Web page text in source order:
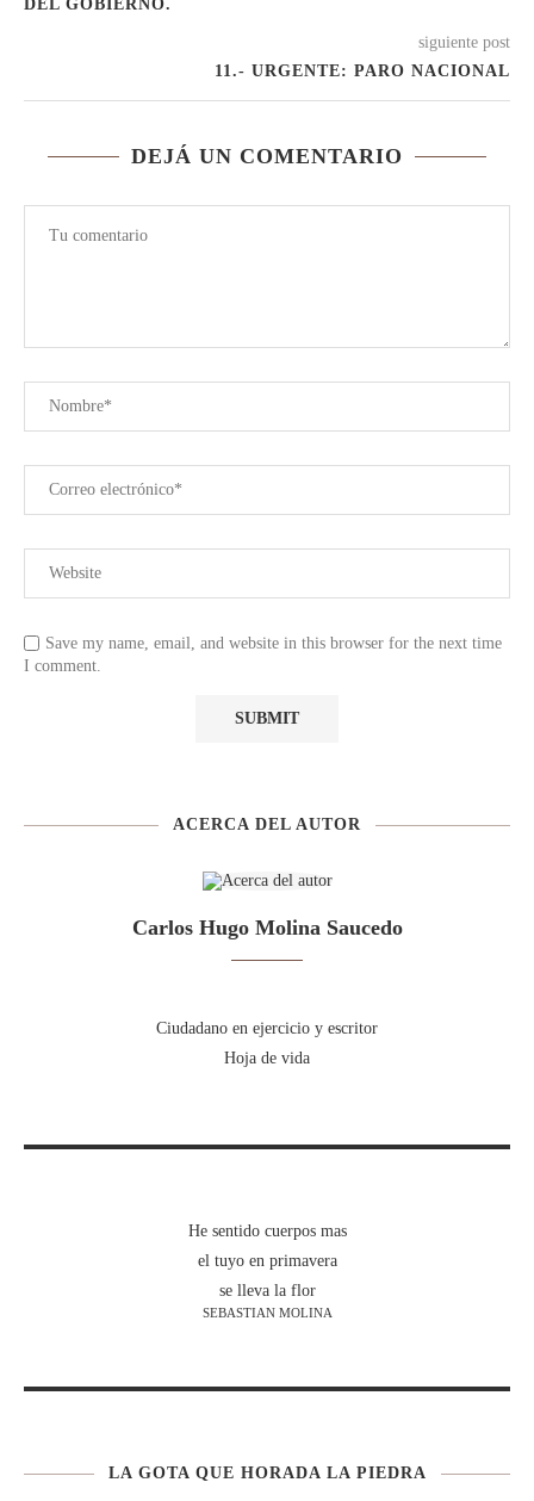
DEL GOBIERNO.
siguiente post
11.- URGENTE: PARO NACIONAL
DEJÁ UN COMENTARIO
Save my name, email, and website in this browser for the next time
I comment.
ACERCA DEL AUTOR
Carlos Hugo Molina Saucedo
Ciudadano en ejercicio y escritor
Hoja de vida
He sentido cuerpos mas
el tuyo en primavera
se lleva la flor
SEBASTIAN MOLINA
LA GOTA QUE HORADA LA PIEDRA